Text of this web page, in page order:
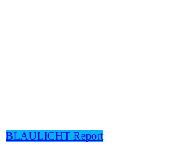
BLAULICHT Report